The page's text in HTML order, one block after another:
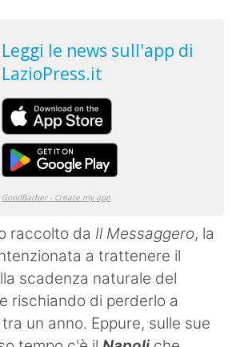
raccolto da Il Messaggero, la
a trattenere il
scadenza naturale del
rischiando di perderlo a
un anno. Eppure, sulle sue